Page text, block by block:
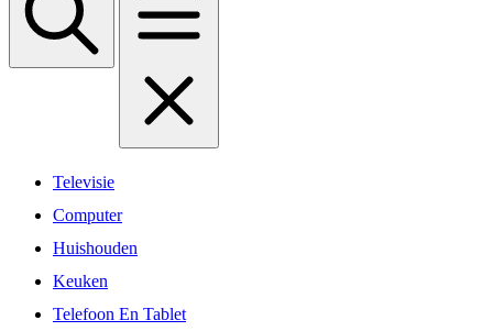
Televisie
Computer
Huishouden
Keuken
Telefoon En Tablet